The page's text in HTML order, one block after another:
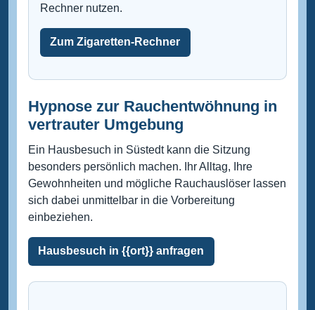
Rechner nutzen.
Zum Zigaretten-Rechner
Hypnose zur Rauchentwöhnung in
vertrauter Umgebung
Ein Hausbesuch in Süstedt kann die Sitzung
besonders persönlich machen. Ihr Alltag, Ihre
Gewohnheiten und mögliche Rauchauslöser lassen
sich dabei unmittelbar in die Vorbereitung
einbeziehen.
Hausbesuch in {{ort}} anfragen